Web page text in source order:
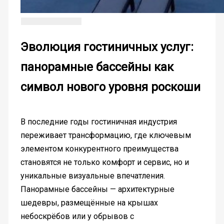
Эволюция гостиничных услуг:
панорамные бассейны как
символ нового уровня роскоши
В последние годы гостиничная индустрия
переживает трансформацию, где ключевым
элементом конкурентного преимущества
становятся не только комфорт и сервис, но и
уникальные визуальные впечатления.
Панорамные бассейны — архитектурные
шедевры, размещённые на крышах
небоскрёбов или у обрывов с